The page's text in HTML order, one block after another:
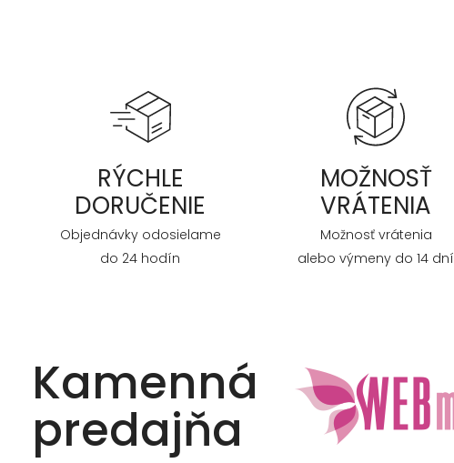
RÝCHLE
DORUČENIE
Objednávky odosielame
do 24 hodín
MOŽNOSŤ
VRÁTENIA
Možnosť vrátenia
alebo výmeny do 14 dní
Kamenná
predajňa